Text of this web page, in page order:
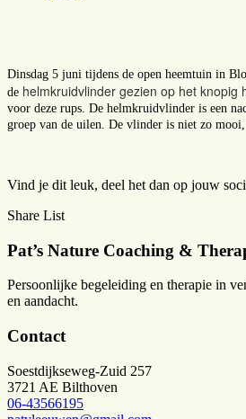
Dinsdag 5 juni tijdens de open heemtuin in
de helmkruidvlinder gezien op het knopig
voor deze rups. De helmkruidvlinder is een
groep van de uilen. De vlinder is niet zo mooi,
Vind je dit leuk, deel het dan op jouw
Share List
Pat’s Nature Coaching &
Persoonlijke begeleiding en therapie in
en aandacht.
Contact
Soestdijkseweg-Zuid 257
3721 AE Bilthoven
06-43566195